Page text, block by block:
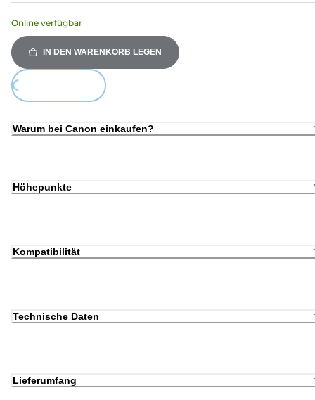
Online verfügbar
IN DEN WARENKORB LEGEN
Warum bei Canon einkaufen?
Höhepunkte
Kompatibilität
Technische Daten
Lieferumfang